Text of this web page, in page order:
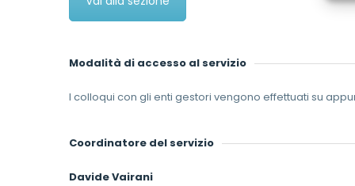
Modalità di accesso al servizio
I colloqui con gli enti gestori vengono effettuati su
Coordinatore del servizio
Davide Vairani